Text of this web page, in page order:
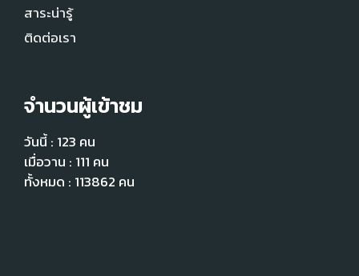
สาระน่ารู้
ติดต่อเรา
จำนวนผู้เข้าชม
วันนี้ : 123 คน
เมื่อวาน : 111 คน
ทั้งหมด : 113862 คน